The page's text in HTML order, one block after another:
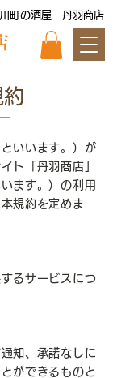
川町の酒屋 丹羽商店
いいます。）が
ト「丹羽商店」
ます。）の利用
規約を定めま
るサービスにつ
知、承諾なしに
ができるものと